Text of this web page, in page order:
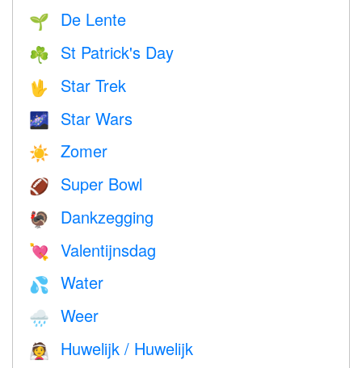
🌱 De Lente
☘️ St Patrick's Day
🖖 Star Trek
🌌 Star Wars
☀️ Zomer
🏈 Super Bowl
🦃 Dankzegging
💘 Valentijnsdag
💦 Water
🌧 Weer
👰 Huwelijk / Huwelijk